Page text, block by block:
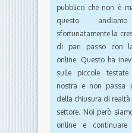
pubblico che non è
questo
sfortunatamente la
di pari passo con
online. Questo ha
sulle piccole
nostra e non passa
della chiusura di
settore. Noi però
online e